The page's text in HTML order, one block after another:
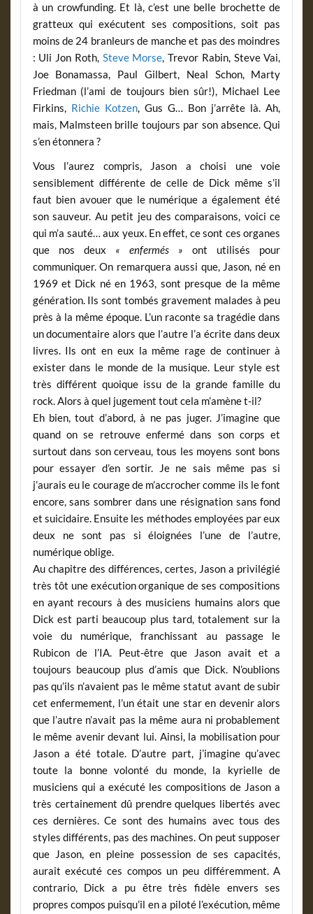
à un crowfunding. Et là, c’est une belle brochette de
gratteux qui exécutent ses compositions, soit pas
moins de 24 branleurs de manche et pas des moindres
: Uli Jon Roth, Steve Morse, Trevor Rabin, Steve Vai,
Joe Bonamassa, Paul Gilbert, Neal Schon, Marty
Friedman (l’ami de toujours bien sûr!), Michael Lee
Firkins, Richie Kotzen, Gus G… Bon j’arrête là. Ah,
mais, Malmsteen brille toujours par son absence. Qui
s’en étonnera ?
Vous l’aurez compris, Jason a choisi une voie
sensiblement différente de celle de Dick même s’il
faut bien avouer que le numérique a également été
son sauveur. Au petit jeu des comparaisons, voici ce
qui m’a sauté… aux yeux. En effet, ce sont ces organes
que nos deux « enfermés » ont utilisés pour
communiquer. On remarquera aussi que, Jason, né en
1969 et Dick né en 1963, sont presque de la même
génération. Ils sont tombés gravement malades à peu
près à la même époque. L’un raconte sa tragédie dans
un documentaire alors que l’autre l’a écrite dans deux
livres. Ils ont en eux la même rage de continuer à
exister dans le monde de la musique. Leur style est
très différent quoique issu de la grande famille du
rock. Alors à quel jugement tout cela m’amène t-il?
Eh bien, tout d’abord, à ne pas juger. J’imagine que
quand on se retrouve enfermé dans son corps et
surtout dans son cerveau, tous les moyens sont bons
pour essayer d’en sortir. Je ne sais même pas si
j’aurais eu le courage de m’accrocher comme ils le font
encore, sans sombrer dans une résignation sans fond
et suicidaire. Ensuite les méthodes employées par eux
deux ne sont pas si éloignées l’une de l’autre,
numérique oblige.
Au chapitre des différences, certes, Jason a privilégié
très tôt une exécution organique de ses compositions
en ayant recours à des musiciens humains alors que
Dick est parti beaucoup plus tard, totalement sur la
voie du numérique, franchissant au passage le
Rubicon de l’IA. Peut-être que Jason avait et a
toujours beaucoup plus d’amis que Dick. N’oublions
pas qu’ils n’avaient pas le même statut avant de subir
cet enfermement, l’un était une star en devenir alors
que l’autre n’avait pas la même aura ni probablement
le même avenir devant lui. Ainsi, la mobilisation pour
Jason a été totale. D’autre part, j’imagine qu’avec
toute la bonne volonté du monde, la kyrielle de
musiciens qui a exécuté les compositions de Jason a
très certainement dû prendre quelques libertés avec
ces dernières. Ce sont des humains avec tous des
styles différents, pas des machines. On peut supposer
que Jason, en pleine possession de ses capacités,
aurait exécuté ces compos un peu différemment. A
contrario, Dick a pu être très fidèle envers ses
propres compos puisqu’il en a piloté l’exécution, même